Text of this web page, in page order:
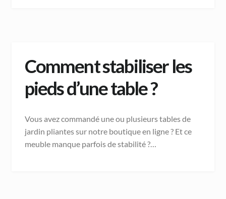
Comment stabiliser les
pieds d’une table ?
Vous avez commandé une ou plusieurs tables de
jardin pliantes sur notre boutique en ligne ? Et ce
meuble manque parfois de stabilité ?…